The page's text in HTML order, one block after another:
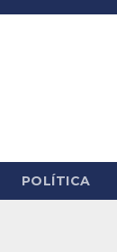
POLÍTICA